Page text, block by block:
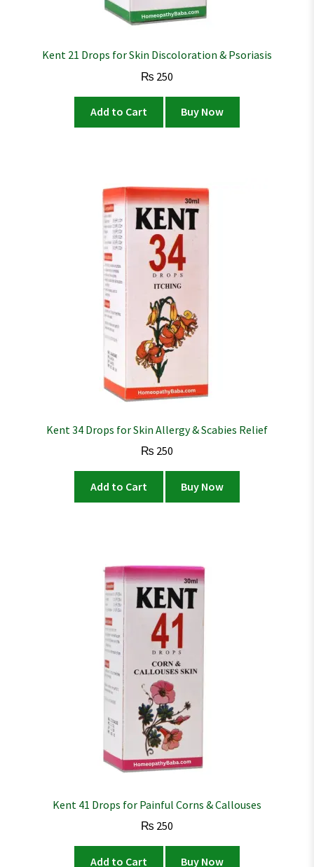
Kent 21 Drops for Skin Discoloration & Psoriasis
₨ 250
Add to Cart Buy Now
Kent 34 Drops for Skin Allergy & Scabies Relief
₨ 250
Add to Cart Buy Now
Kent 41 Drops for Painful Corns & Callouses
₨ 250
Add to Cart Buy Now